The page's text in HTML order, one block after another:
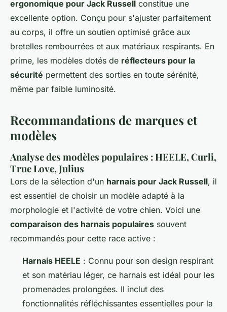
ergonomique pour Jack Russell constitue une
excellente option. Conçu pour s'ajuster parfaitement
au corps, il offre un soutien optimisé grâce aux
bretelles rembourrées et aux matériaux respirants. En
prime, les modèles dotés de réflecteurs pour la
sécurité permettent des sorties en toute sérénité,
même par faible luminosité.
Recommandations de marques et
modèles
Analyse des modèles populaires : HEELE, Curli,
True Love, Julius
Lors de la sélection d'un harnais pour Jack Russell, il
est essentiel de choisir un modèle adapté à la
morphologie et l'activité de votre chien. Voici une
comparaison des harnais populaires souvent
recommandés pour cette race active :
Harnais HEELE : Connu pour son design respirant
et son matériau léger, ce harnais est idéal pour les
promenades prolongées. Il inclut des
fonctionnalités réfléchissantes essentielles pour la